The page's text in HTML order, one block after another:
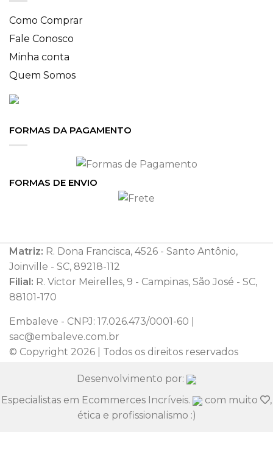
Como Comprar
Fale Conosco
Minha conta
Quem Somos
FORMAS DA PAGAMENTO
FORMAS DE ENVIO
Matriz: R. Dona Francisca, 4526 - Santo Antônio,
Joinville - SC, 89218-112
Filial: R. Victor Meirelles, 9 - Campinas, São José - SC,
88101-170
Embaleve - CNPJ: 17.026.473/0001-60 |
sac@embaleve.com.br
© Copyright 2026 | Todos os direitos reservados
Desenvolvimento por:
Especialistas em Ecommerces Incríveis.
com muito
,
ética e profissionalismo :)